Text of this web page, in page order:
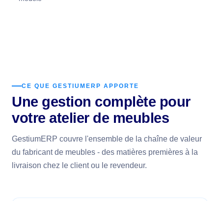
CE QUE GESTIUMERP APPORTE
Une gestion complète pour
votre atelier de meubles
GestiumERP couvre l'ensemble de la chaîne de valeur
du fabricant de meubles - des matières premières à la
livraison chez le client ou le revendeur.